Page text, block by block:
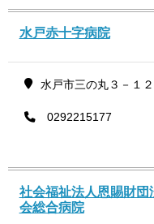
水戸赤十字病院
水戸市三の丸３－１
0292215177
社会福祉法人恩賜財
会総合病院